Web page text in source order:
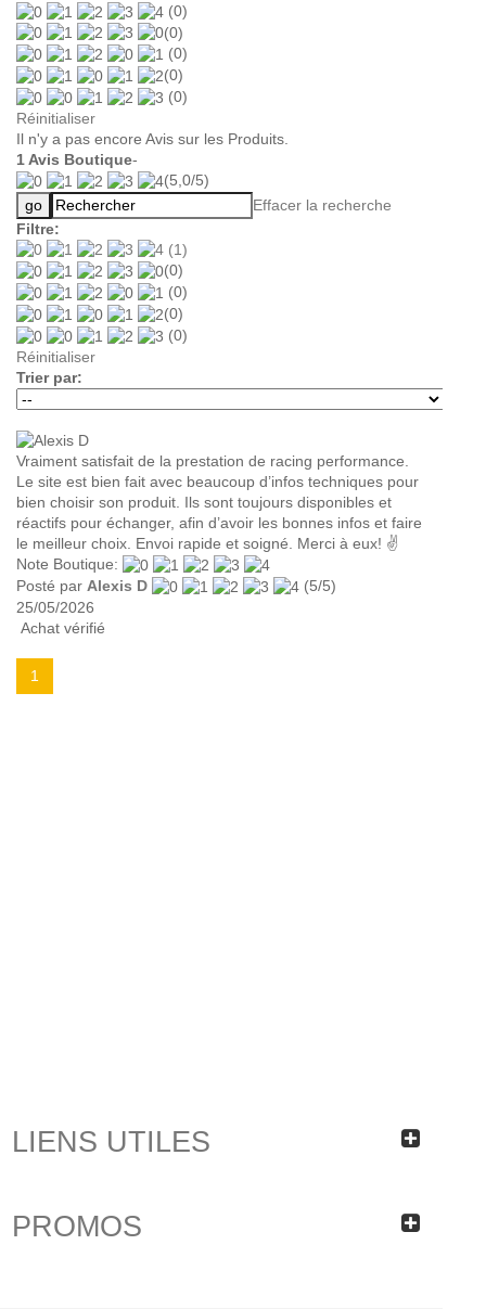
(0)
(0)
(0)
(0)
(0)
Réinitialiser
Il n'y a pas encore Avis sur les Produits.
1 Avis Boutique-
(5,0/5)
Effacer la recherche
Filtre:
(1)
(0)
(0)
(0)
(0)
Réinitialiser
Trier par:
Vraiment satisfait de la prestation de racing performance.
Le site est bien fait avec beaucoup d’infos techniques pour
bien choisir son produit. Ils sont toujours disponibles et
réactifs pour échanger, afin d’avoir les bonnes infos et faire
le meilleur choix. Envoi rapide et soigné. Merci à eux! ✌️
Note Boutique:
Posté par Alexis D (5/5)
25/05/2026
Achat vérifié
1
LIENS UTILES
PROMOS